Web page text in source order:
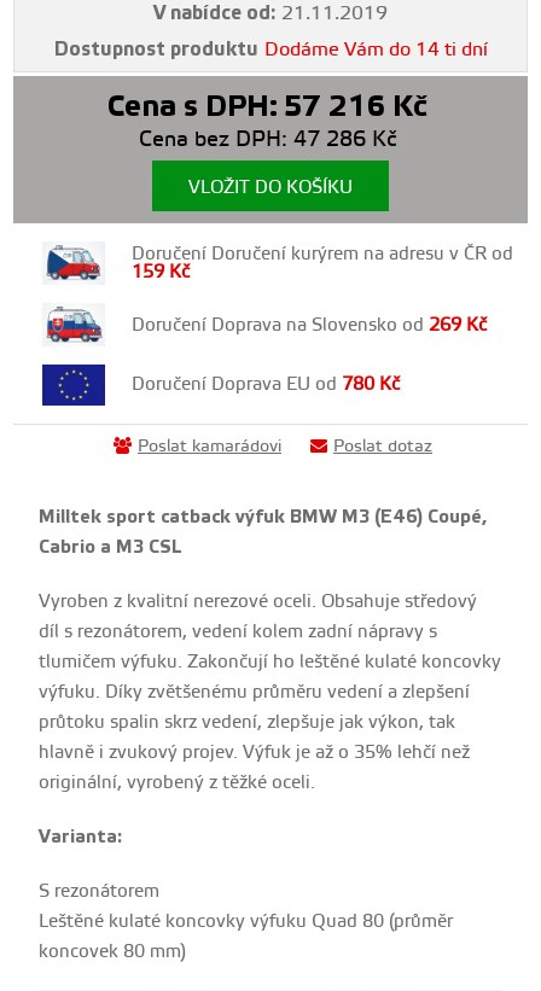
V nabídce od: 21.11.2019
Dostupnost produktu Dodáme Vám do 14 ti dní
Cena s DPH: 57 216 Kč
Cena bez DPH: 47 286 Kč
VLOŽIT DO KOŠÍKU
Doručení Doručení kurýrem na adresu v ČR od
159 Kč
Doručení Doprava na Slovensko od269 Kč
Doručení Doprava EU od 780 Kč
Poslat kamarádovi Poslat dotaz
Milltek sport catback výfuk BMW M3 (E46) Coupé,
Cabrio a M3 CSL
Vyroben z kvalitní nerezové oceli. Obsahuje středový
díl s rezonátorem, vedení kolem zadní nápravy s
tlumičem výfuku. Zakončují ho leštěné kulaté koncovky
výfuku. Díky zvětšenému průměru vedení a zlepšení
průtoku spalin skrz vedení, zlepšuje jak výkon, tak
hlavně i zvukový projev. Výfuk je až o 35% lehčí než
originální, vyrobený z těžké oceli.
Varianta:
S rezonátorem
Leštěné kulaté koncovky výfuku Quad 80 (průměr
koncovek 80 mm)